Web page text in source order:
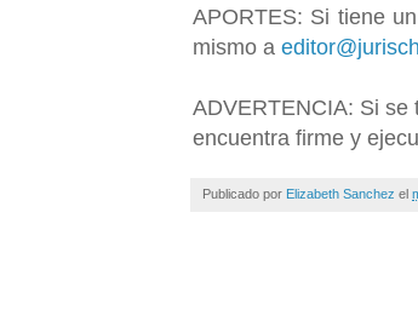
APORTES: Si tiene
mismo a
ADVERTENCIA: Si se
encuentra firme y
Publicado por Elizabeth Sanchez el